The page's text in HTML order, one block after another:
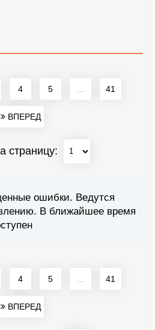
4 5 41
ВПЕРЕД
страницу:
ошибки. Ведутся
В ближайшее время
4 5 41
ВПЕРЕД